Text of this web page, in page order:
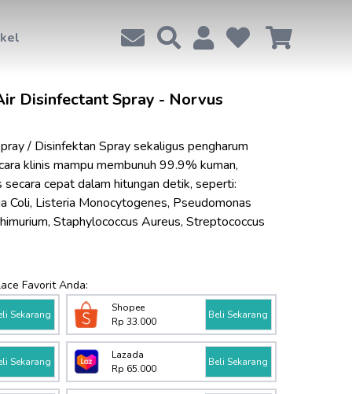
Disinfectant Spray - Norvus
/ Disinfektan Spray sekaligus pengharum
klinis mampu membunuh 99.9% kuman,
cepat dalam hitungan detik, seperti:
Coli, Listeria Monocytogenes, Pseudomonas
Staphylococcus Aureus, Streptococcus
Favorit Anda:
Sekarang
Shopee
Rp 33.000
Beli Sekarang
Sekarang
Lazada
Rp 65.000
Beli Sekarang